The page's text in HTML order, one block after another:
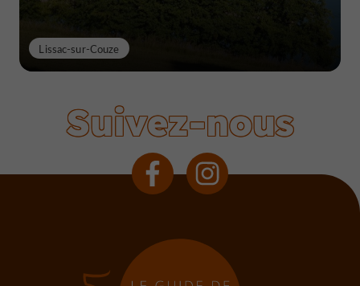
Lissac-sur-Couze
Suivez-nous